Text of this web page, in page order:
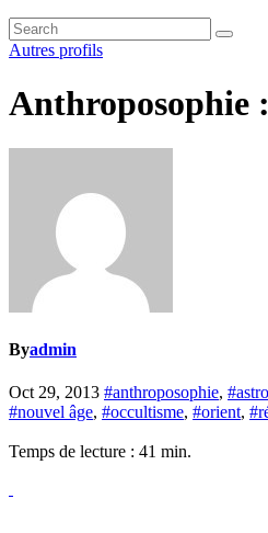
Autres profils
Anthroposophie
Byadmin
Oct 29, 2013 #anthroposophie,
#nouvel âge, #occultisme, #orient,
Temps de lecture : 41 min.